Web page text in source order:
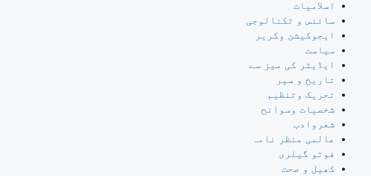
اسلامیات
سائنس و ٹکنالوجی
ایجوکیشن وکریر
سیاست
ایڈیٹر کی میز سے
تاریخ و سیر
تحریک وتنظیم
شخصیات وسوانح
شعروادب
عالمی منظر نامہ
فوٹو گیلری
کھیل و صحت